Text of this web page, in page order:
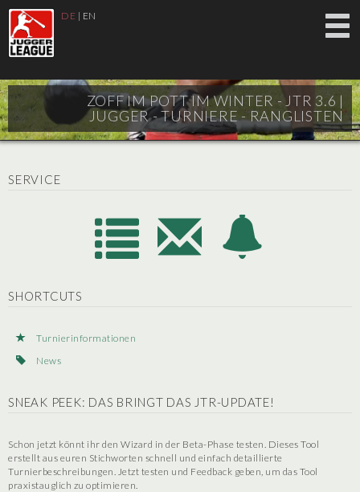
DE | EN
ZOFF IM POTT IM WINTER - JTR 3.6 |
JUGGER - TURNIERE - RANGLISTEN
SERVICE
SHORTCUTS
Turnierinformationen
News
SNEAK PEEK: DAS BRINGT DAS JTR-UPDATE!
Schon jetzt könnt ihr den Wizard in der Beta-Phase testen. Dieses Tool
erstellt aus euren Stichworten schnell und einfach detaillierte
Turnierbeschreibungen. Jetzt testen und Feedback geben, um das Tool
praxistauglich zu optimieren.